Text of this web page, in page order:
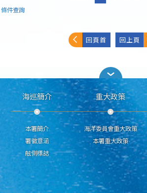
條件查詢
回頁首 回上頁
海巡簡介
本署簡介
署徽意涵
舷側標誌
重大政策
海洋委員會重大政策
本署重大政策